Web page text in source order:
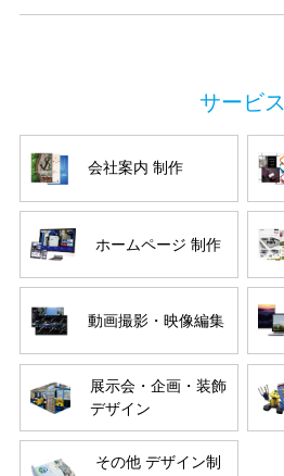
会社案内 制作
ホームページ 制作
動画撮影・映像編集
展示会・企画・装飾
デザイン
その他 デザイン制